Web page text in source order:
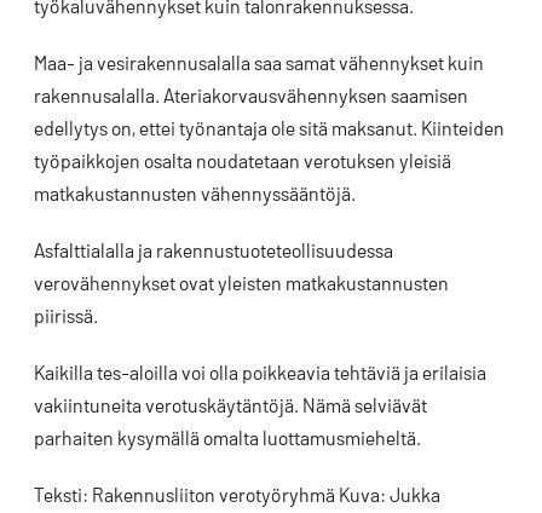
työkaluvähennykset kuin talonrakennuksessa.
Maa- ja vesirakennusalalla saa samat vähennykset kuin
rakennusalalla. Ateriakorvausvähennyksen saamisen
edellytys on, ettei työnantaja ole sitä maksanut. Kiinteiden
työpaikkojen osalta noudatetaan verotuksen yleisiä
matkakustannusten vähennyssääntöjä.
Asfalttialalla ja rakennustuoteteollisuudessa
verovähennykset ovat yleisten matkakustannusten
piirissä.
Kaikilla tes-aloilla voi olla poikkeavia tehtäviä ja erilaisia
vakiintuneita verotuskäytäntöjä. Nämä selviävät
parhaiten kysymällä omalta luottamusmieheltä.
Teksti: Rakennusliiton verotyöryhmä Kuva: Jukka